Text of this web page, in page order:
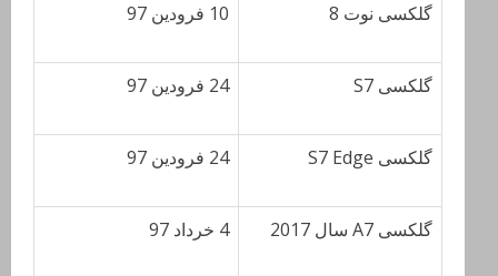
گلکسی نوت 8 10 فرودین 97
گلکسی S7 24 فرودین 97
گلکسی S7 Edge 24 فرودین 97
گلکسی A7 سال 2017 4 خرداد 97